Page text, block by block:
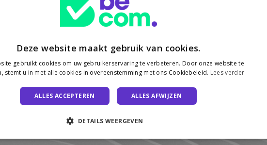
Deze website maakt gebruik van cookies.
gebruikt cookies om uw gebruikerservaring te verbeteren. Door onze website te
stemt u in met alle cookies in overeenstemming met ons Cookiebeleid. Lees verder
ALLES ACCEPTEREN ALLES AFWIJZEN
DETAILS WEERGEVEN